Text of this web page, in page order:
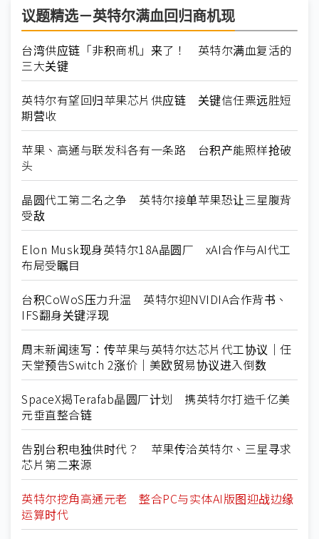
议题精选－英特尔满血回归商机现
台湾供应链「非积商机」来了！ 英特尔满血复活的
三大关键
英特尔有望回归苹果芯片供应链 关键信任票远胜短
期营收
苹果、高通与联发科各有一条路 台积产能照样抢破
头
晶圆代工第二名之争 英特尔接单苹果恐让三星腹背
受敌
Elon Musk现身英特尔18A晶圆厂 xAI合作与AI代工
布局受瞩目
台积CoWoS压力升温 英特尔迎NVIDIA合作背书、
IFS翻身关键浮现
周末新闻速写：传苹果与英特尔达芯片代工协议｜任
天堂预告Switch 2涨价｜美欧贸易协议进入倒数
SpaceX揭Terafab晶圆厂计划 携英特尔打造千亿美
元垂直整合链
告别台积电独供时代？ 苹果传洽英特尔、三星寻求
芯片第二来源
英特尔挖角高通元老 整合PC与实体AI版图迎战边缘
运算时代